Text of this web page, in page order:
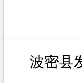
波密县